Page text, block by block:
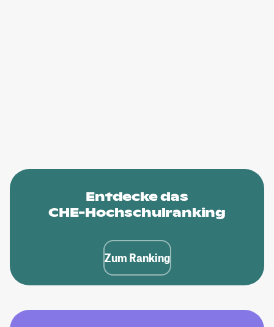
Entdecke das
CHE-Hochschulranking
Zum Ranking